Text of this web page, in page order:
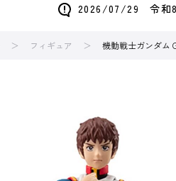
2026/07/29 令和8
フィギュア 機動戦士ガンダム